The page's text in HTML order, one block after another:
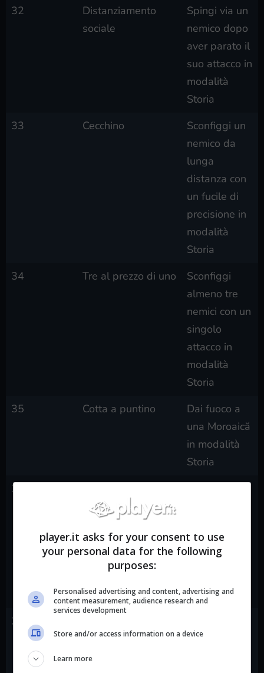
32
Distanziamento
sociale
Spingi via un
nemico dopo
aver parato il
suo attacco in
modalità
Storia
33
Cecchino
Sconfiggi un
nemico da
lunga
distanza con
un fucile di
precisione in
modalità
Storia
34
Tre al prezzo di uno
Sconfiggi
almeno tre
nemici con un
singolo
attacco in
modalità
Storia
35
Cotta a puntino
Dai fuoco a
una Moroaică
in modalità
Storia
36
un’arma da
mischia in
Storia
37
Vârcolac Alfa
player.it asks for your consent to use
your personal data for the following
purposes:
Personalised advertising and content, advertising and
content measurement, audience research and
services development
Store and/or access information on a device
Learn more